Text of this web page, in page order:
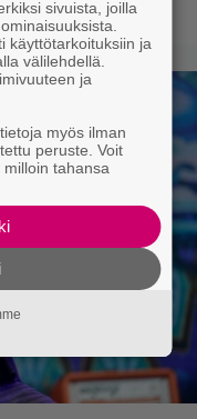
sivuista, joilla
käyttötarkoituksiin ja
välilehdellä.
ja
myös ilman
peruste. Voit
tahansa